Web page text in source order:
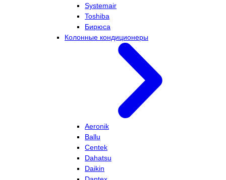
Systemair
Toshiba
Бирюса
Колонные кондиционеры
Aeronik
Ballu
Centek
Dahatsu
Daikin